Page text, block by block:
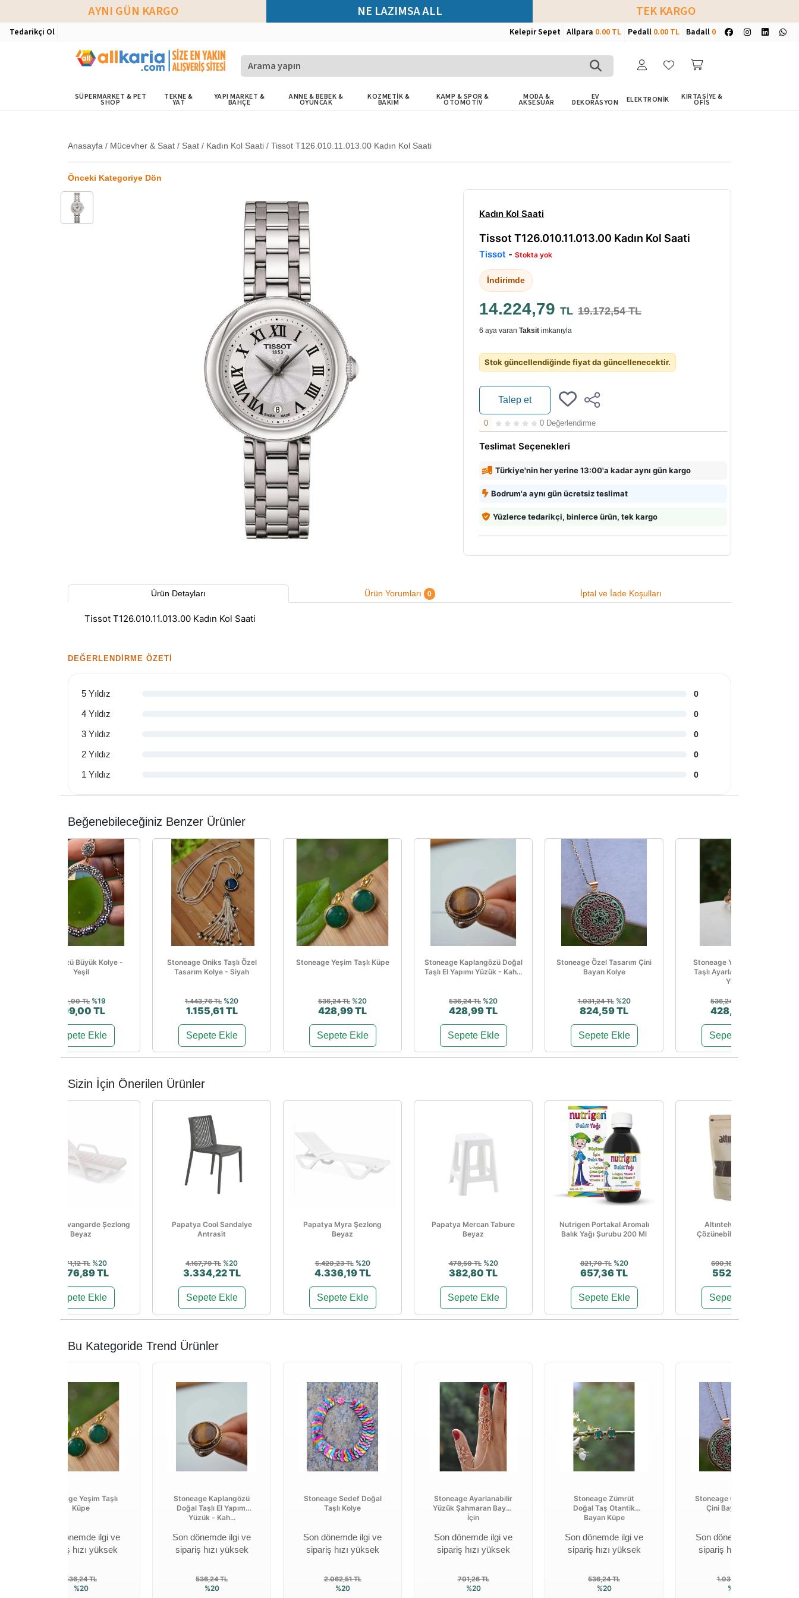
AYNI GÜN KARGO NE LAZIMSA ALL TEK KARGO
Tedarikçi Ol Kelepir Sepet Allpara 0.00 TL Pedall 0.00 TL Badall 0
SÜPERMARKET & PET
SHOP
TEKNE &
YAT
YAPI MARKET &
BAHÇE
ANNE & BEBEK &
OYUNCAK
KOZMETİK &
BAKIM
KAMP & SPOR &
OTOMOTİV
MODA &
AKSESUAR
EV
DEKORASYON ELEKTRONİK KIRTASİYE &
OFİS
Anasayfa / Mücevher & Saat / Saat / Kadın Kol Saati / Tissot T126.010.11.013.00 Kadın Kol Saati
Önceki Kategoriye Dön
Kadın Kol Saati
Tissot T126.010.11.013.00 Kadın Kol Saati
Tissot - Stokta yok
İndirimde
14.224,79 TL 19.172,54 TL
6 aya varan Taksit imkanıyla
Stok güncellendiğinde fiyat da güncellenecektir.
Talep et
0 0 Değerlendirme
Teslimat Seçenekleri
Türkiye'nin her yerine 13:00'a kadar aynı gün kargo
Bodrum'a aynı gün ücretsiz teslimat
Yüzlerce tedarikçi, binlerce ürün, tek kargo
Ürün Detayları Ürün Yorumları 0 İptal ve İade Koşulları
Tissot T126.010.11.013.00 Kadın Kol Saati
DEĞERLENDIRME ÖZETI
5 Yıldız 0
4 Yıldız 0
3 Yıldız 0
2 Yıldız 0
1 Yıldız 0
Beğenebileceğiniz Benzer Ürünler
Kedi Gözü Büyük Kolye -
Yeşil
990,00 TL %19
799,00 TL
Sepete Ekle
Stoneage Oniks Taşlı Özel
Tasarım Kolye - Siyah
1.443,76 TL %20
1.155,61 TL
Sepete Ekle
Stoneage Yeşim Taşlı Küpe
536,24 TL %20
428,99 TL
Sepete Ekle
Stoneage Kaplangözü Doğal
Taşlı El Yapımı Yüzük - Kah...
536,24 TL %20
428,99 TL
Sepete Ekle
Stoneage Özel Tasarım Çini
Bayan Kolye
1.031,24 TL %20
824,59 TL
Sepete Ekle
Stoneage Yakut Ve Safir
Taşlı Ayarlanabilir Kadın
Yüz...
536,24 TL
428,99 TL
Sepete Ekle
Sizin İçin Önerilen Ürünler
Papatya Avangarde Şezlong
Beyaz
3.471,12 TL %20
2.776,89 TL
Sepete Ekle
Papatya Cool Sandalye
Antrasit
4.167,79 TL %20
3.334,22 TL
Sepete Ekle
Papatya Myra Şezlong
Beyaz
5.420,23 TL %20
4.336,19 TL
Sepete Ekle
Papatya Mercan Tabure
Beyaz
478,50 TL %20
382,80 TL
Sepete Ekle
Nutrigen Portakal Aromalı
Balık Yağı Şurubu 200 Ml
821,70 TL %20
657,36 TL
Sepete Ekle
Altıntelve Classic
Çözünebilir Kahve 1kg
690,16 TL
552,12 TL
Sepete Ekle
Bu Kategoride Trend Ürünler
Stoneage Yeşim Taşlı
Küpe
Son dönemde ilgi ve
sipariş hızı yüksek
536,24 TL
%20
Stoneage Kaplangözü
Doğal Taşlı El Yapımı
Yüzük - Kah...
Son dönemde ilgi ve
sipariş hızı yüksek
536,24 TL
%20
Stoneage Sedef Doğal
Taşlı Kolye
Son dönemde ilgi ve
sipariş hızı yüksek
2.062,51 TL
%20
Stoneage Ayarlanabilir
Yüzük Şahmaran Bayan
İçin
Son dönemde ilgi ve
sipariş hızı yüksek
701,26 TL
%20
Stoneage Zümrüt
Doğal Taş Otantik
Bayan Küpe
Son dönemde ilgi ve
sipariş hızı yüksek
536,24 TL
%20
Stoneage Özel Tasarım
Çini Bayan Kolye
Son dönemde ilgi ve
sipariş hızı yüksek
1.031,24 TL
%20